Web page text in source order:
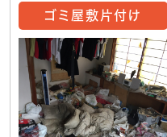
ゴミ屋敷片付け